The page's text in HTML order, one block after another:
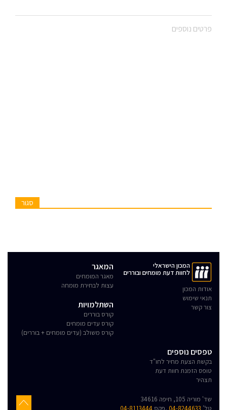
פרטים נוספים
סגור
המכון הישראלי
לחוות דעת מומחים ובוררים
אודות המכון
תנאי שימוש
צור קשר
המאגר
מאגר המומחים
עצות לבחירת מומחה
השתלמויות
קורס בוררים
קורס עדים מומחים
קורס משולב (עדים מומחים + בוררים)
טפסים נוספים
בקשת הצעת מחיר לחו"ד
טופס הזמנת חוות דעת
תצהיר
שד' מוריה 105, חיפה 34616
טל' 04-8244633 ,פקס 04-8113444